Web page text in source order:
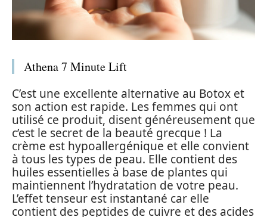
Athena 7 Minute Lift
C’est une excellente alternative au Botox et
son action est rapide. Les femmes qui ont
utilisé ce produit, disent généreusement que
c’est le secret de la beauté grecque ! La
crème est hypoallergénique et elle convient
à tous les types de peau. Elle contient des
huiles essentielles à base de plantes qui
maintiennent l’hydratation de votre peau.
L’effet tenseur est instantané car elle
contient des peptides de cuivre et des acides